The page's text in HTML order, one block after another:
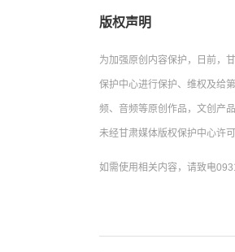
版权声明
为加强原创内容保护，日前，
保护中心进行保护、维权及给
频、音频等原创作品，文创产
未经甘肃媒体版权保护中心许
如需使用相关内容，请致电